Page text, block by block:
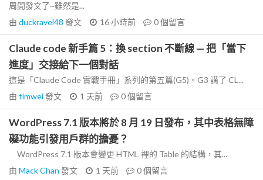
周間發文了~雖然是...
由 duckravel48 發文 16 小時前 0個留言
Claude code 新手篇 5：換 section 不斷線 — 把「當下
進度」交接給下一個對話
這是「Claude Code 實戰手冊」系列的第五篇(G5)。G3 講了 CL...
由 timwei發文 1 天前 0個留言
WordPress 7.1 版本將於 8 月 19 日發布，其中表格無障
礙功能引發用戶群的擔憂？
WordPress 7.1 版本會變更 HTML 裡的 Table 的結構，其...
由 Mack Chan 發文 1 天前 0個留言